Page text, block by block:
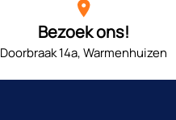
Bezoek ons!
Doorbraak 14a, Warmenhuizen